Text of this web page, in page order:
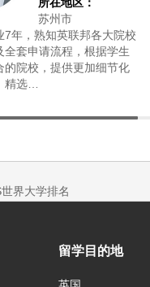
苏州市
7年，熟知英联邦各大院校
全套申请流程，根据学生
的院校，提供更加细节化
精选…
界大学排名
留学目的地